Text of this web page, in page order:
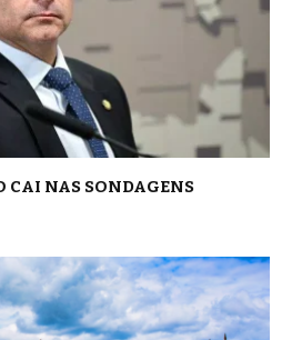
CAI NAS SONDAGENS